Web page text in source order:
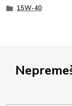
15W-40